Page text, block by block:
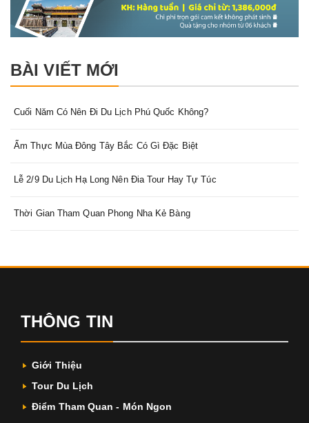
BÀI VIẾT MỚI
Cuối Năm Có Nên Đi Du Lịch Phú Quốc Không?
Ẩm Thực Mùa Đông Tây Bắc Có Gì Đặc Biệt
Lễ 2/9 Du Lịch Hạ Long Nên Đia Tour Hay Tự Túc
Thời Gian Tham Quan Phong Nha Kẻ Bàng
THÔNG TIN
Giới Thiệu
Tour Du Lịch
Điểm Tham Quan - Món Ngon